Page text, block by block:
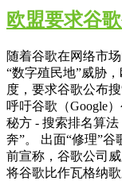
欧盟要求谷
随着谷歌在网络市
“数字殖民地”威胁
度，要求谷歌公布
呼吁谷歌（Google
秘方 - 搜索排名算
奔”。 出面“修理”
前宣称，谷歌公司
将谷歌比作瓦格纳